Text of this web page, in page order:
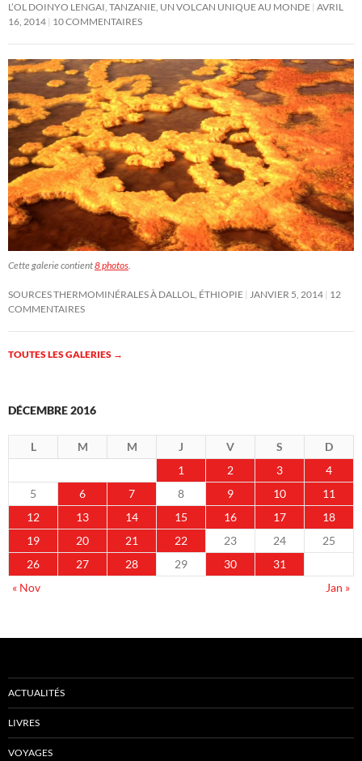
L’OL DOINYO LENGAI, TANZANIE, UN VOLCAN UNIQUE AU MONDE AVRIL
16, 2014 10 COMMENTAIRES
Cette galerie contient8 photos.
SOURCES THERMOMINÉRALES À DALLOL, ÉTHIOPIE JANVIER 5, 2014 12
COMMENTAIRES
TOUTES LES GALERIES →
DÉCEMBRE 2016
L M M J V S
D
1
2 3
4
5
6 7 8 9 10
11
12
13 14 15 16 17
18
19
20 21 22 23 24
25
26
27 28 29 30
31
« Nov
Jan »
ACTUALITÉS
LIVRES
VOYAGES